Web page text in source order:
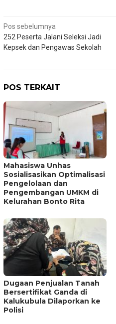
Navigasi
pos
Pos sebelumnya
252 Peserta Jalani Seleksi Jadi
Kepsek dan Pengawas Sekolah
POS TERKAIT
Mahasiswa Unhas
Sosialisasikan Optimalisasi
Pengelolaan dan
Pengembangan UMKM di
Kelurahan Bonto Rita
Dugaan Penjualan Tanah
Bersertifikat Ganda di
Kalukubula Dilaporkan ke
Polisi